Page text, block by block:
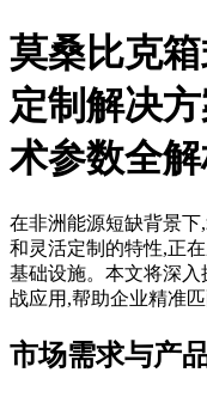
莫桑比克
定制解决
术参数全
在非洲能源短缺背景
和灵活定制的特性,正
基础设施。本文将深
战应用,帮助企业精准匹
市场需求与产